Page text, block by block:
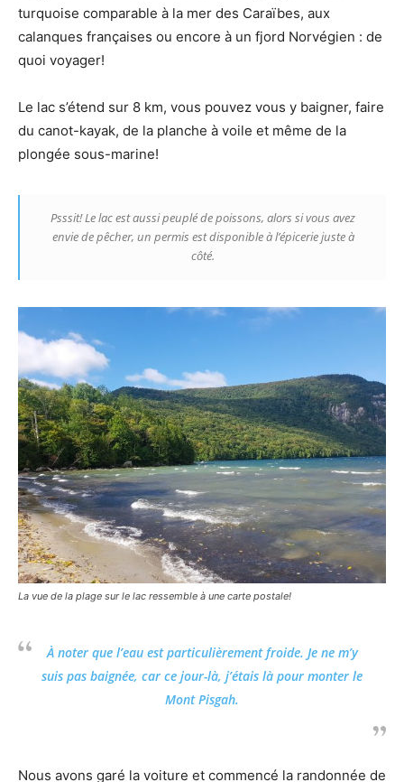
turquoise comparable à la mer des Caraïbes, aux
calanques françaises ou encore à un fjord Norvégien : de
quoi voyager!
Le lac s’étend sur 8 km, vous pouvez vous y baigner, faire
du canot-kayak, de la planche à voile et même de la
plongée sous-marine!
Psssit! Le lac est aussi peuplé de poissons, alors si vous avez
envie de pêcher, un permis est disponible à l’épicerie juste à
côté.
La vue de la plage sur le lac ressemble à une carte postale!
À noter que l’eau est particulièrement froide. Je ne m’y
suis pas baignée, car ce jour-là, j’étais là pour monter le
Mont Pisgah.
Nous avons garé la voiture et commencé la randonnée de